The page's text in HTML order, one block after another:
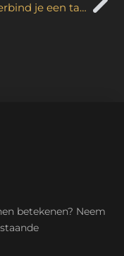
Hoe verbind je een tablet met een digibord?
betekenen? Neem